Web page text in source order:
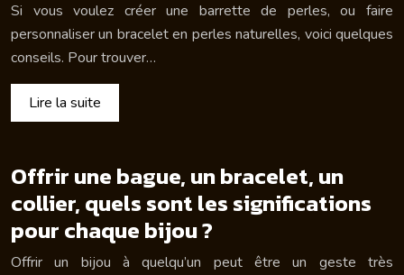
Si vous voulez créer une barrette de perles, ou faire
personnaliser un bracelet en perles naturelles, voici quelques
conseils. Pour trouver…
Lire la suite
Offrir une bague, un bracelet, un
collier, quels sont les significations
pour chaque bijou ?
Offrir un bijou à quelqu’un peut être un geste très